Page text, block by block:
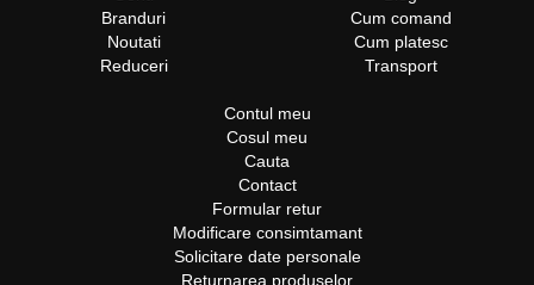
Branduri
Noutati
Reduceri
Cum comand
Cum platesc
Transport
Contul meu
Cosul meu
Cauta
Contact
Formular retur
Modificare consimtamant
Solicitare date personale
Returnarea produselor